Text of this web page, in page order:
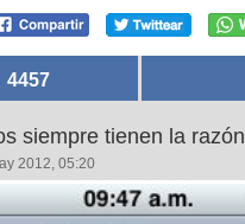
4457
siempre tienen la razón
2012, 05:20